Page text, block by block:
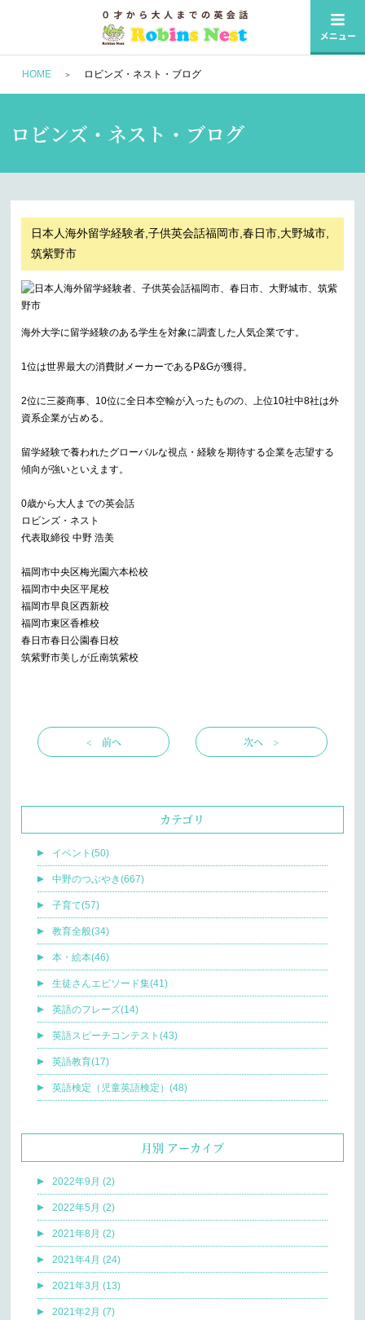
HOME ロビンズ・ネスト・ブログ
ロビンズ・ネスト・ブログ
日本人海外留学経験者,子供英会話福岡市,春日市,大野城市,
筑紫野市
海外大学に留学経験のある学生を対象に調査した人気企業です。
1位は世界最大の消費財メーカーであるP&Gが獲得。
2位に三菱商事、10位に全日本空輸が入ったものの、上位10社中8社は外
資系企業が占める。
留学経験で養われたグローバルな視点・経験を期待する企業を志望する
傾向が強いといえます。
0歳から大人までの英会話
ロビンズ・ネスト
代表取締役 中野 浩美
福岡市中央区梅光園六本松校
福岡市中央区平尾校
福岡市早良区西新校
福岡市東区香椎校
春日市春日公園春日校
筑紫野市美しが丘南筑紫校
< 前へ 次へ >
カテゴリ
イベント(50)
中野のつぶやき(667)
子育て(57)
教育全般(34)
本・絵本(46)
生徒さんエピソード集(41)
英語のフレーズ(14)
英語スピーチコンテスト(43)
英語教育(17)
英語検定（児童英語検定）(48)
月別 アーカイブ
2022年9月 (2)
2022年5月 (2)
2021年8月 (2)
2021年4月 (24)
2021年3月 (13)
2021年2月 (7)